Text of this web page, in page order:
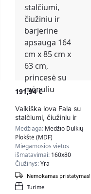
191,94€
Vaikiška lova Fala su
stalčiumi, čiužiniu ir
barjerine apsauga 164
cm x 85 cm x 63 cm,
princesė su mėnuliu
Medžiaga: Medžio Dulkių
Plokštė (MDF)
Miegamosios vietos
išmatavimai: 160x80
Čiužinys:Yra
Turime
Nemokamas pristatymas!